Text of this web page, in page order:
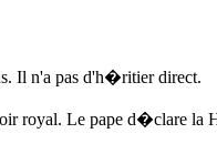
Il n'a pas d'h�ritier direct.
royal. Le pape d�clare